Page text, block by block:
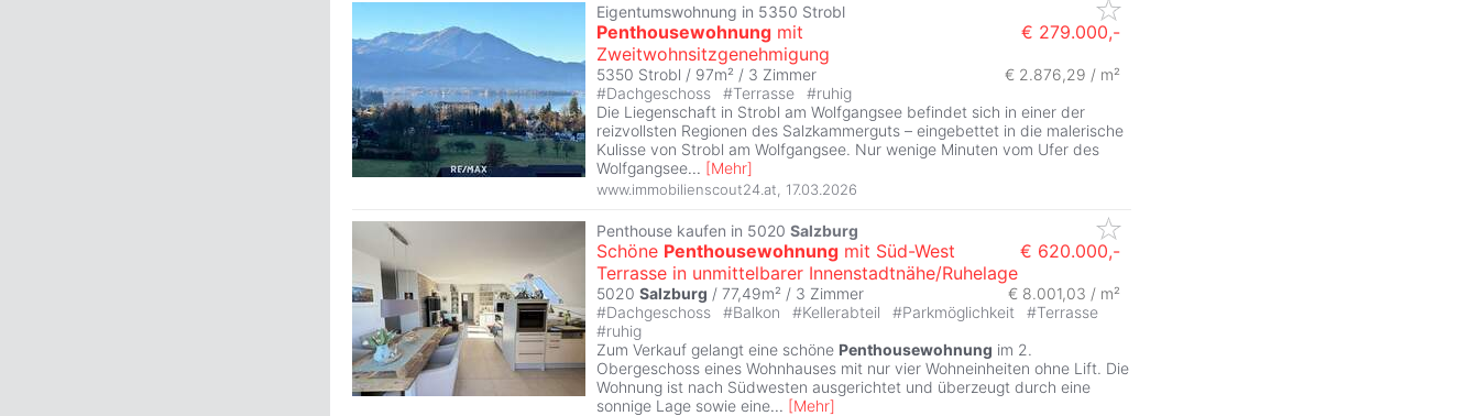
Eigentumswohnung in 5350 Strobl
Penthousewohnung mit
Zweitwohnsitzgenehmigung
€ 279.000,-
5350 Strobl / 97m² / 3 Zimmer
€ 2.876,29 / m²
#Dachgeschoss #Terrasse #ruhig
Die Liegenschaft in Strobl am Wolfgangsee befindet sich in einer der
reizvollsten Regionen des Salzkammerguts – eingebettet in die malerische
Kulisse von Strobl am Wolfgangsee. Nur wenige Minuten vom Ufer des
Wolfgangsee... [Mehr]
www.immobilienscout24.at 17.03.2026
Penthouse kaufen in 5020 Salzburg
Schöne Penthousewohnung mit Süd-West
Terrasse in unmittelbarer Innenstadtnähe/Ruhelage
€ 620.000,-
5020 Salzburg / 77,49m² / 3 Zimmer
€ 8.001,03 / m²
#Dachgeschoss #Balkon #Kellerabteil #Parkmöglichkeit #Terrasse
#ruhig
Zum Verkauf gelangt eine schöne Penthousewohnung im 2.
Obergeschoss eines Wohnhauses mit nur vier Wohneinheiten ohne Lift. Die
Wohnung ist nach Südwesten ausgerichtet und überzeugt durch eine
sonnige Lage sowie eine... [Mehr]